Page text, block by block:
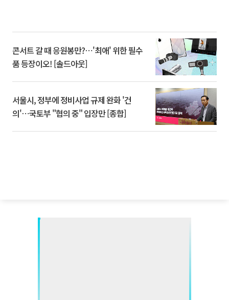
콘서트 갈 때 응원봉만?⋯'최애' 위한 필수
품 등장이오! [솔드아웃]
서울시, 정부에 정비사업 규제 완화 '건
의'⋯국토부 "협의 중" 입장만 [종합]